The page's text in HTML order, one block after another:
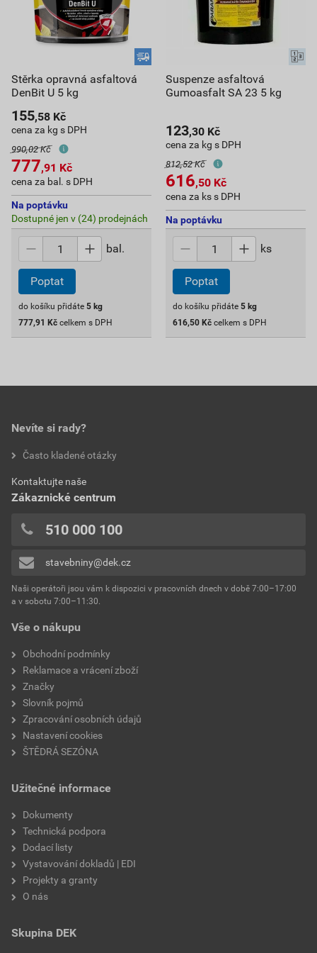
Stěrka opravná asfaltová
DenBit U 5 kg
155,58 Kč
cena za kg s DPH
990,02 Kč
777,91 Kč
cena za bal. s DPH
Na poptávku
Dostupné jen v (24) prodejnách
bal.
Poptat
do košíku přidáte 5 kg
777,91 Kč celkem s DPH
Suspenze asfaltová
Gumoasfalt SA 23 5 kg
123,30 Kč
cena za kg s DPH
812,52 Kč
616,50 Kč
cena za ks s DPH
Na poptávku
ks
Poptat
do košíku přidáte 5 kg
616,50 Kč celkem s DPH
Vše o nákupu
Obchodní podmínky
Reklamace a vrácení zboží
Značky
Slovník pojmů
Zpracování osobních údajů
Nastavení cookies
ŠTĚDRÁ SEZÓNA
Užitečné informace
Dokumenty
Technická podpora
Dodací listy
Vystavování dokladů | EDI
Projekty a granty
O nás
Skupina DEK
Nevíte si rady?
Často kladené otázky
Kontaktujte naše
Zákaznické centrum
510 000 100
stavebniny@dek.cz
Naši operátoři jsou vám k dispozici v pracovních dnech v době 7:00–17:00
a v sobotu 7:00–11:30.